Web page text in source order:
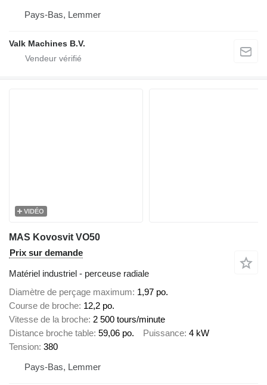
Pays-Bas, Lemmer
Valk Machines B.V.
VIDÉO
MAS Kovosvit VO50
Prix sur demande
Matériel industriel - perceuse radiale
Diamètre de perçage maximum 1,97 po.
Course de broche 12,2 po.
Vitesse de la broche 2 500 tours/minute
Distance broche table 59,06 po. Puissance 4 kW
Tension 380
Pays-Bas, Lemmer